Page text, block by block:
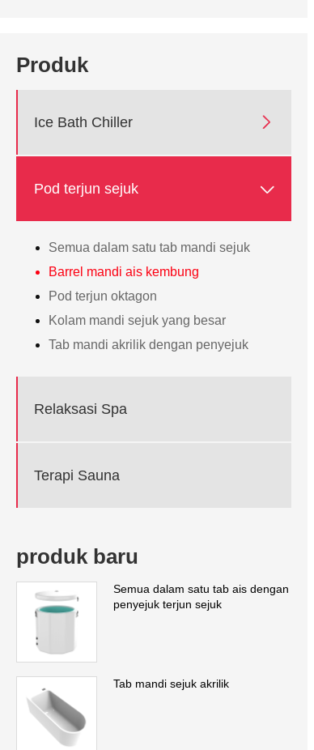
Produk
Ice Bath Chiller 
Pod terjun sejuk 
Semua dalam satu tab mandi sejuk
Barrel mandi ais kembung
Pod terjun oktagon
Kolam mandi sejuk yang besar
Tab mandi akrilik dengan penyejuk
Relaksasi Spa
Terapi Sauna
produk baru
Semua dalam satu tab ais dengan
penyejuk terjun sejuk
Tab mandi sejuk akrilik